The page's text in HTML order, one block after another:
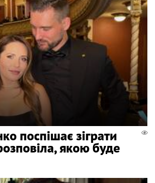
поспішає зіграти
якою буде